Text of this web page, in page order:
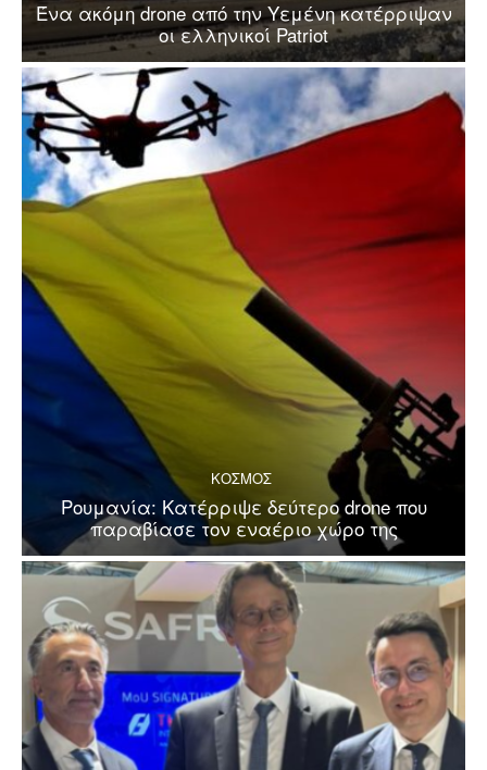
Ένα ακόμη drone από την Υεμένη κατέρριψαν
οι ελληνικοί Patriot
ΚΟΣΜΟΣ
Ρουμανία: Κατέρριψε δεύτερο drone που
παραβίασε τον εναέριο χώρο της